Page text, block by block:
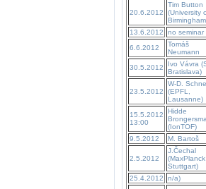
20.6.2012
Tim Button
(University
13.6.2012
no seminar
6.6.2012
Tomáš
Neumann
30.5.2012
Ivo Vávra
Bratislava)
23.5.2012
W-D.
(EPFL,
Lausanne)
15.5.2012
13:00
Hidde
(IonTOF)
9.5.2012
M. Bartoš
2.5.2012
J.Čechal
(MaxPlanck
Stuttgart)
25.4.2012
n/a)